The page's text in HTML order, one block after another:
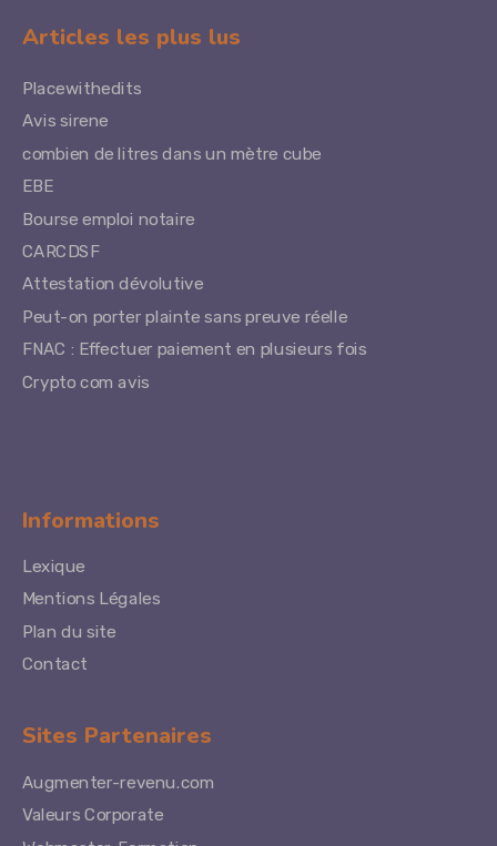
Articles les plus lus
Placewithedits
Avis sirene
combien de litres dans un mètre cube
EBE
Bourse emploi notaire
CARCDSF
Attestation dévolutive
Peut-on porter plainte sans preuve réelle
FNAC : Effectuer paiement en plusieurs fois
Crypto com avis
Informations
Lexique
Mentions Légales
Plan du site
Contact
Sites Partenaires
Augmenter-revenu.com
Valeurs Corporate